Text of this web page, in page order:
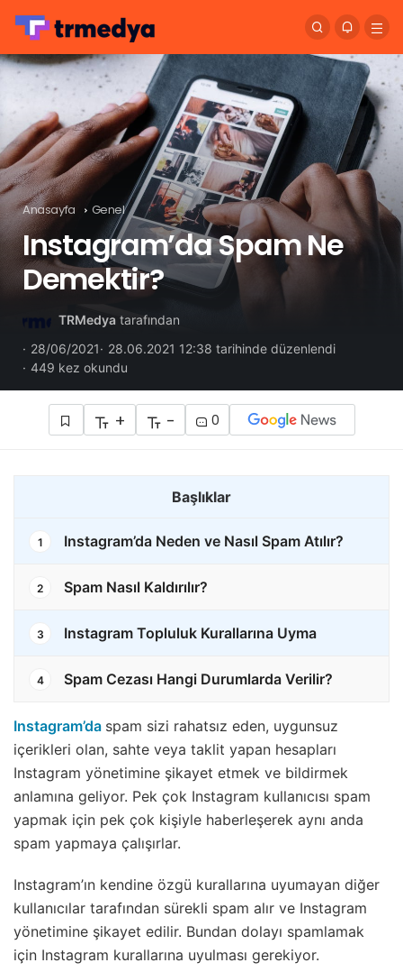
Anasayfa Genel
Instagram’da Spam Ne
Demektir?
TRMedya tarafından
28/06/2021
28.06.2021 12:38 tarihinde düzenlendi
449 kez okundu
+ - 0
Başlıklar
1 Instagram’da Neden ve Nasıl Spam Atılır?
2 Spam Nasıl Kaldırılır?
3 Instagram Topluluk Kurallarına Uyma
4 Spam Cezası Hangi Durumlarda Verilir?
Instagram’da spam sizi rahatsız eden, uygunsuz
içerikleri olan, sahte veya taklit yapan hesapları
Instagram yönetimine şikayet etmek ve bildirmek
anlamına geliyor. Pek çok Instagram kullanıcısı spam
yapmak için pek çok kişiyle haberleşerek aynı anda
spam yapmaya çalışırlar.
Instagram’ın kendine özgü kurallarına uyumayan diğer
kullanıcılar tarafından sürekli spam alır ve Instagram
yönetimine şikayet edilir. Bundan dolayı spamlamak
için Instagram kurallarına uyulması gerekiyor.